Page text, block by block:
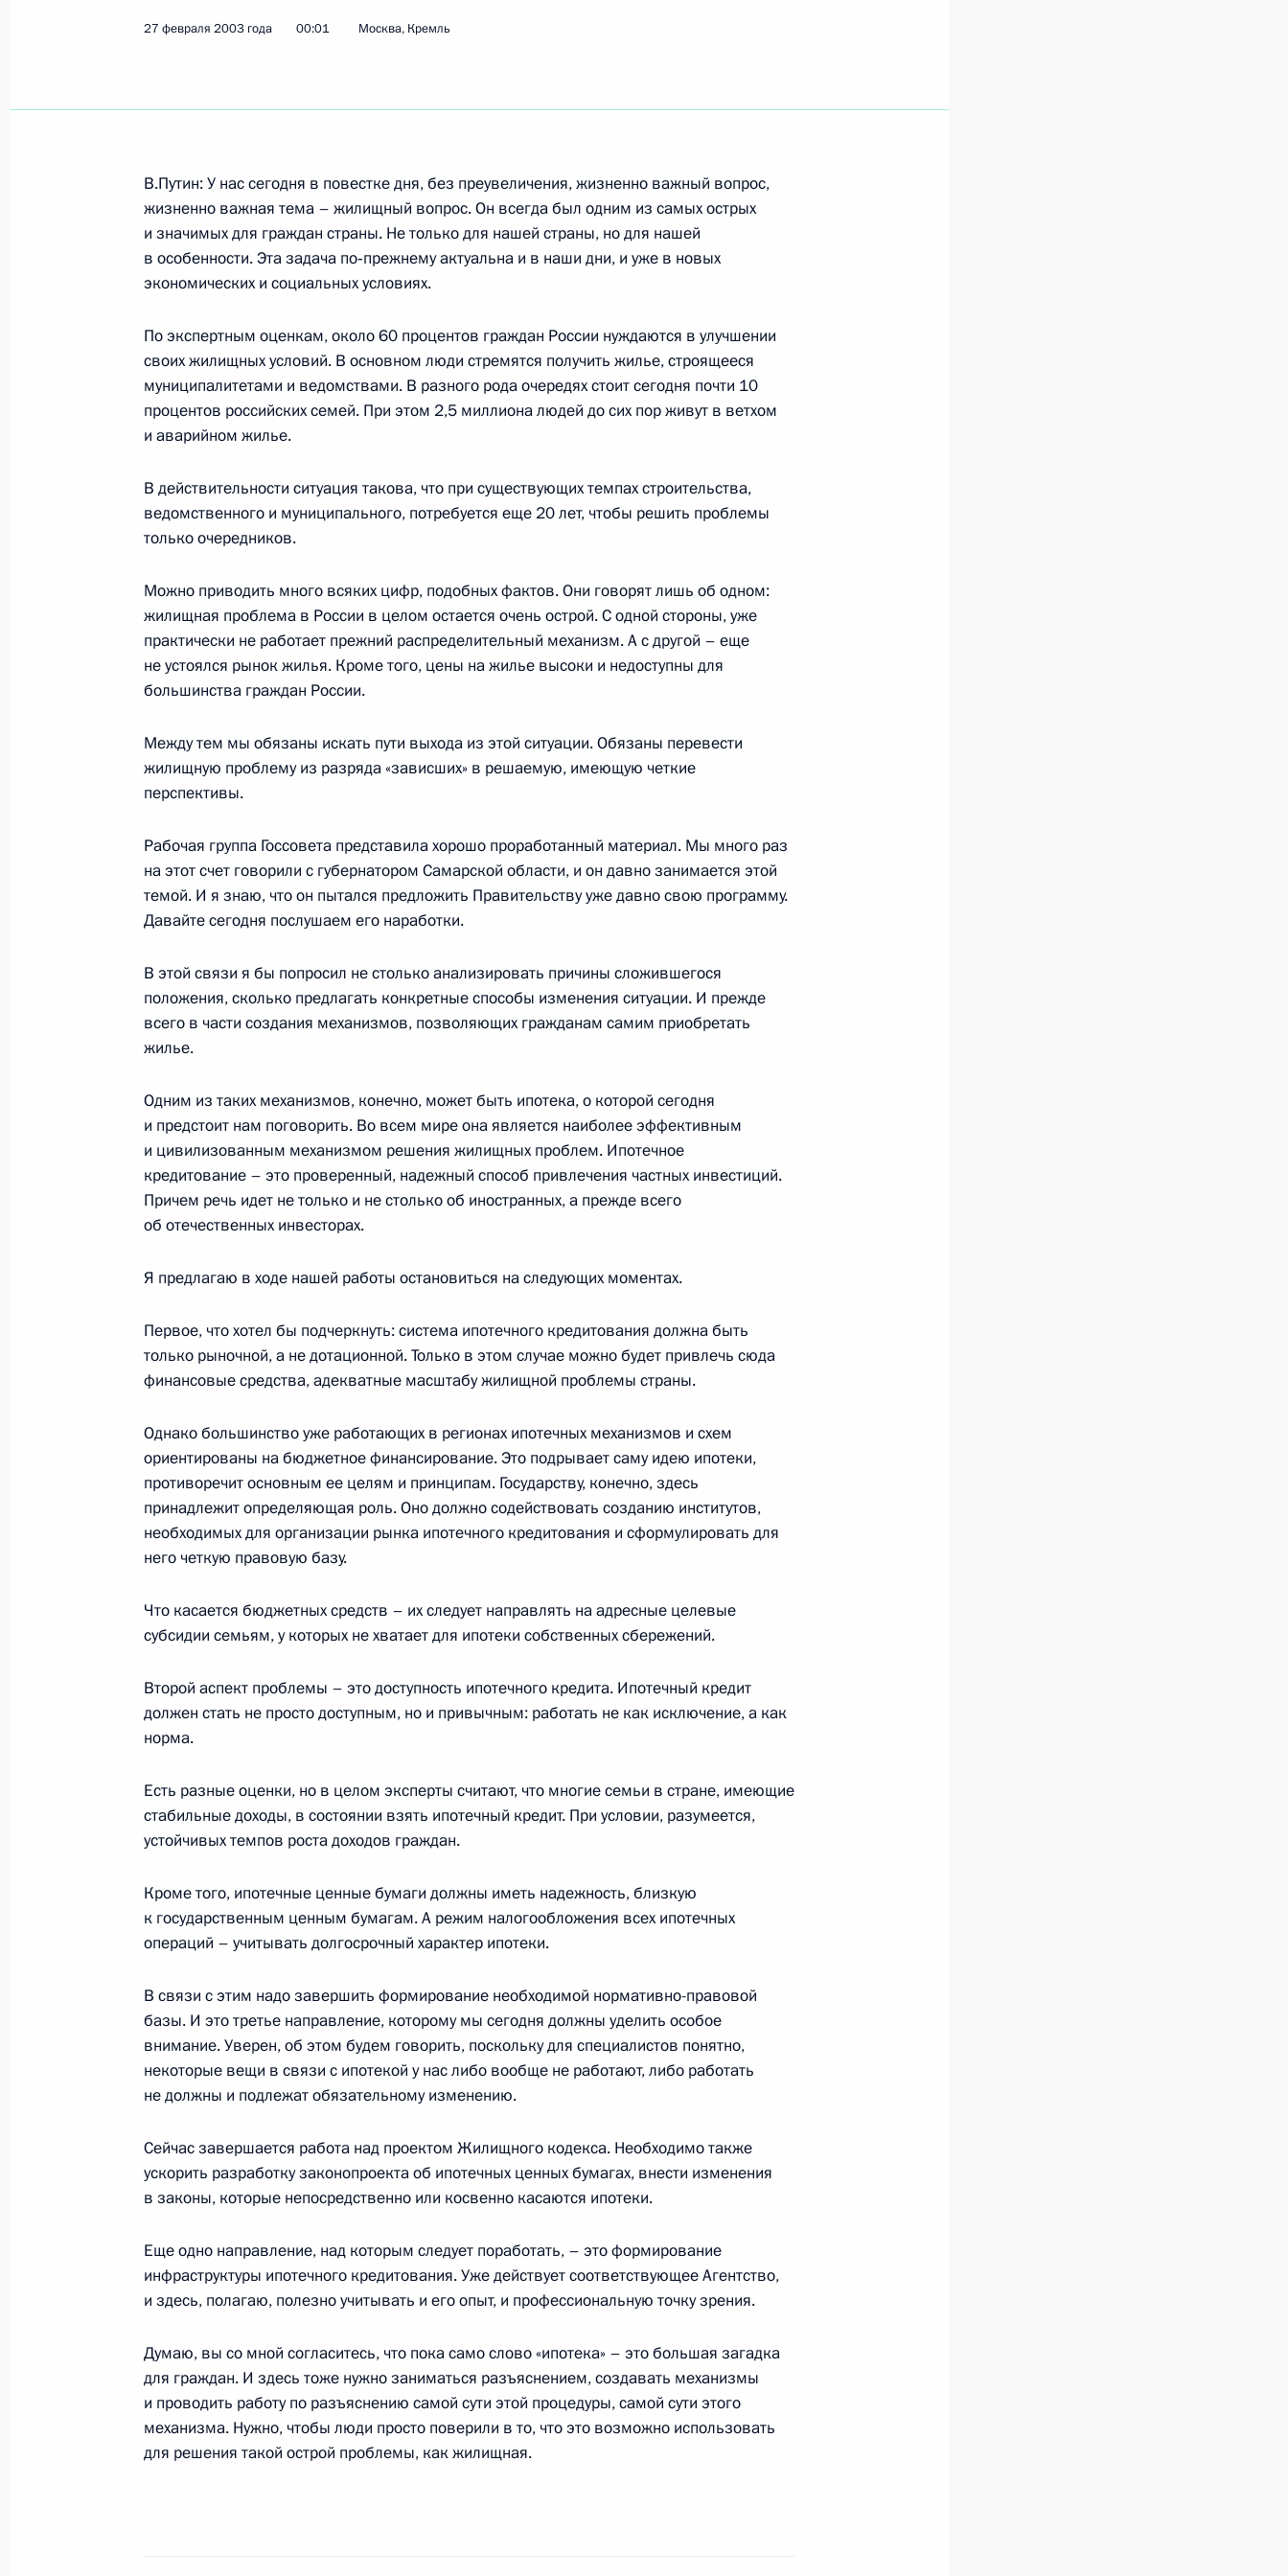
Встреча с российскими журналистами по окончании
государственного визита в Болгарию
3 марта 2003 года, 00:02 София
Выступление на торжественной церемонии, посвященной 125-
летию освобождения Болгарии
3 марта 2003 года, 00:01 Шипка
Выступление на официальном обеде от имени Президента
Болгарии Георгия Пырванова и его супруги Зорки Пырвановой
2 марта 2003 года, 00:04 София
Выступление на встрече с руководством Народного собрания
2 марта 2003 года, 00:03 София
конференции с Президентом Болгарии Георгием Пырвановым
2 марта 2003 года, 00:02 София
Вступительное слово на российско-болгарских переговорах
в расширенном составе
2 марта 2003 года, 00:01
28 февраля 2003 года, пятница
Интервью Болгарскому национальному телевидению и газете
«Труд»
28 февраля 2003 года, 00:01
Вступительное слово на заседании президиума Государственного
совета по вопросу развития ипотеки и иным мерам
27 февраля 2003 года, 00:01 Москва, Кремль
26 февраля 2003 года, среда
Выдержки из пресс-конференции по итогам переговоров
26 февраля 2003 года, 00:02
Начало встречи с Федеральным канцлером ФРГ Герхардом
Шредером
Вступительное слово на заседании Совета Безопасности
25 февраля 2003 года, 00:02 Москва, Кремль
Вступительное слово на совещании с членами Правительства
25 февраля 2003 года, 00:01 Москва, Кремль
23 февраля 2003 года, воскресенье
Встреча с журналистами по итогам переговоров с Президентом
Белоруссии Александром Лукашенко, Президентом Украины
Назарбаевым
23 февраля 2003 года, 00:01 Москва, Кремль
22 февраля 2003 года, суббота
Заявления для прессы перед началом встречи с Президентом
Белоруссии Александром Лукашенко, Президентом Украины
27 февраля 2003 года 00:01 Москва, Кремль
В.Путин: У нас сегодня в повестке дня, без преувеличения, жизненно важный вопрос,
жизненно важная тема – жилищный вопрос. Он всегда был одним из самых острых
и значимых для граждан страны. Не только для нашей страны, но для нашей
в особенности. Эта задача по‑прежнему актуальна и в наши дни, и уже в новых
экономических и социальных условиях.
По экспертным оценкам, около 60 процентов граждан России нуждаются в улучшении
своих жилищных условий. В основном люди стремятся получить жилье, строящееся
муниципалитетами и ведомствами. В разного рода очередях стоит сегодня почти 10
процентов российских семей. При этом 2,5 миллиона людей до сих пор живут в ветхом
и аварийном жилье.
В действительности ситуация такова, что при существующих темпах строительства,
ведомственного и муниципального, потребуется еще 20 лет, чтобы решить проблемы
только очередников.
Можно приводить много всяких цифр, подобных фактов. Они говорят лишь об одном:
жилищная проблема в России в целом остается очень острой. С одной стороны, уже
практически не работает прежний распределительный механизм. А с другой – еще
не устоялся рынок жилья. Кроме того, цены на жилье высоки и недоступны для
большинства граждан России.
Между тем мы обязаны искать пути выхода из этой ситуации. Обязаны перевести
жилищную проблему из разряда «зависших» в решаемую, имеющую четкие
перспективы.
Рабочая группа Госсовета представила хорошо проработанный материал. Мы много раз
на этот счет говорили с губернатором Самарской области, и он давно занимается этой
темой. И я знаю, что он пытался предложить Правительству уже давно свою программу.
Давайте сегодня послушаем его наработки.
В этой связи я бы попросил не столько анализировать причины сложившегося
положения, сколько предлагать конкретные способы изменения ситуации. И прежде
всего в части создания механизмов, позволяющих гражданам самим приобретать
жилье.
Одним из таких механизмов, конечно, может быть ипотека, о которой сегодня
и предстоит нам поговорить. Во всем мире она является наиболее эффективным
и цивилизованным механизмом решения жилищных проблем. Ипотечное
кредитование – это проверенный, надежный способ привлечения частных инвестиций.
Причем речь идет не только и не столько об иностранных, а прежде всего
об отечественных инвесторах.
Я предлагаю в ходе нашей работы остановиться на следующих моментах.
Первое, что хотел бы подчеркнуть: система ипотечного кредитования должна быть
только рыночной, а не дотационной. Только в этом случае можно будет привлечь сюда
финансовые средства, адекватные масштабу жилищной проблемы страны.
Однако большинство уже работающих в регионах ипотечных механизмов и схем
ориентированы на бюджетное финансирование. Это подрывает саму идею ипотеки,
противоречит основным ее целям и принципам. Государству, конечно, здесь
принадлежит определяющая роль. Оно должно содействовать созданию институтов,
необходимых для организации рынка ипотечного кредитования и сформулировать для
него четкую правовую базу.
Что касается бюджетных средств – их следует направлять на адресные целевые
субсидии семьям, у которых не хватает для ипотеки собственных сбережений.
Второй аспект проблемы – это доступность ипотечного кредита. Ипотечный кредит
должен стать не просто доступным, но и привычным: работать не как исключение, а как
норма.
Есть разные оценки, но в целом эксперты считают, что многие семьи в стране, имеющие
стабильные доходы, в состоянии взять ипотечный кредит. При условии, разумеется,
устойчивых темпов роста доходов граждан.
Кроме того, ипотечные ценные бумаги должны иметь надежность, близкую
к государственным ценным бумагам. А режим налогообложения всех ипотечных
операций – учитывать долгосрочный характер ипотеки.
В связи с этим надо завершить формирование необходимой нормативно-правовой
базы. И это третье направление, которому мы сегодня должны уделить особое
внимание. Уверен, об этом будем говорить, поскольку для специалистов понятно,
некоторые вещи в связи с ипотекой у нас либо вообще не работают, либо работать
не должны и подлежат обязательному изменению.
Сейчас завершается работа над проектом Жилищного кодекса. Необходимо также
ускорить разработку законопроекта об ипотечных ценных бумагах, внести изменения
в законы, которые непосредственно или косвенно касаются ипотеки.
Еще одно направление, над которым следует поработать, – это формирование
инфраструктуры ипотечного кредитования. Уже действует соответствующее Агентство,
и здесь, полагаю, полезно учитывать и его опыт, и профессиональную точку зрения.
Думаю, вы со мной согласитесь, что пока само слово «ипотека» – это большая загадка
для граждан. И здесь тоже нужно заниматься разъяснением, создавать механизмы
и проводить работу по разъяснению самой сути этой процедуры, самой сути этого
механизма. Нужно, чтобы люди просто поверили в то, что это возможно использовать
для решения такой острой проблемы, как жилищная.